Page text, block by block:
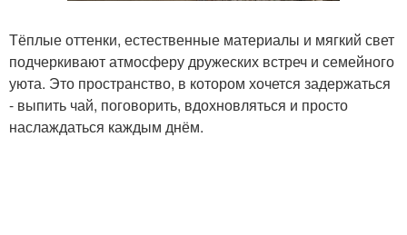
Тёплые оттенки, естественные материалы и мягкий свет
подчеркивают атмосферу дружеских встреч и семейного
уюта. Это пространство, в котором хочется задержаться
- выпить чай, поговорить, вдохновляться и просто
наслаждаться каждым днём.